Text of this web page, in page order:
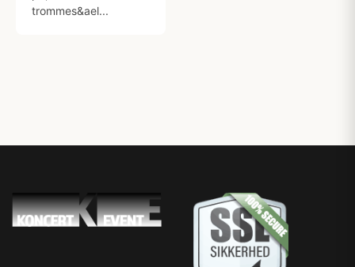
trommes&ael...